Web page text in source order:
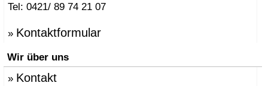
Tel: 0421/ 89 74 21 07
» Kontaktformular
Wir über uns
» Kontakt